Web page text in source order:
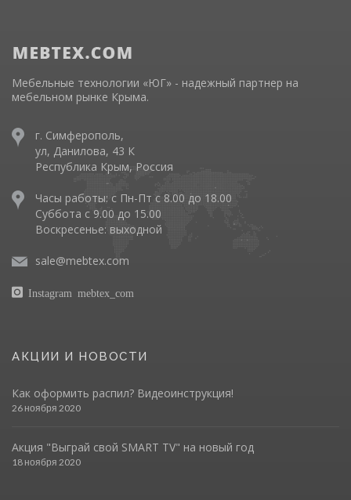
Мебельные технологии «ЮГ» - надежный партнер на
мебельном рынке Крыма.
г. Симферополь,
ул, Данилова, 43 К
Республика Крым, Россия
Часы работы: с Пн-Пт с 8.00 до 18.00
Суббота с 9.00 до 15.00
Воскресенье: выходной
sale@mebtex.com
Instagram mebtex_com
АКЦИИ И НОВОСТИ
Как оформить распил? Видеоинструкция!
26 ноября 2020
Акция "Выграй свой SMART TV" на новый год
18 ноября 2020